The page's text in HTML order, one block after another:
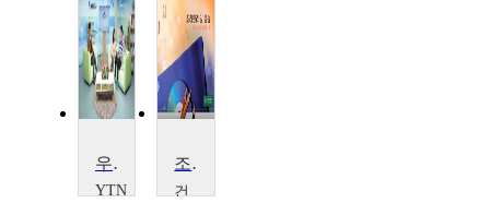
우유 마시면 키 큰다?
YTN
조리원리 및 실습
건